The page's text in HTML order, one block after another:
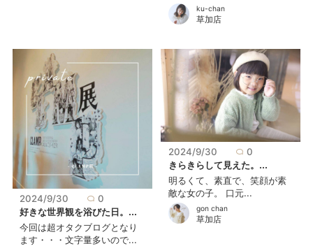
ku-chan
草加店
2024/9/30
0
好きな世界観を浴びた日。...
今回は超オタクブログとなり
ます・・・文字量多いので...
2024/9/30
0
きらきらして見えた。...
明るくて、素直で、笑顔が素
敵な女の子。 口元...
gon chan
草加店